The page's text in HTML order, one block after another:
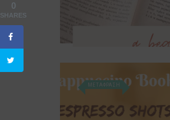
ΜΕΤΑΦΡΑΣΗ
0
SHARES